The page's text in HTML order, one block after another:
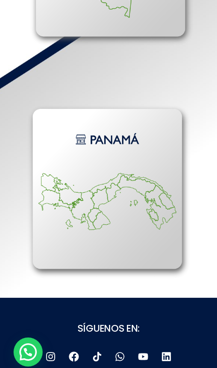
SÍGUENOS EN: